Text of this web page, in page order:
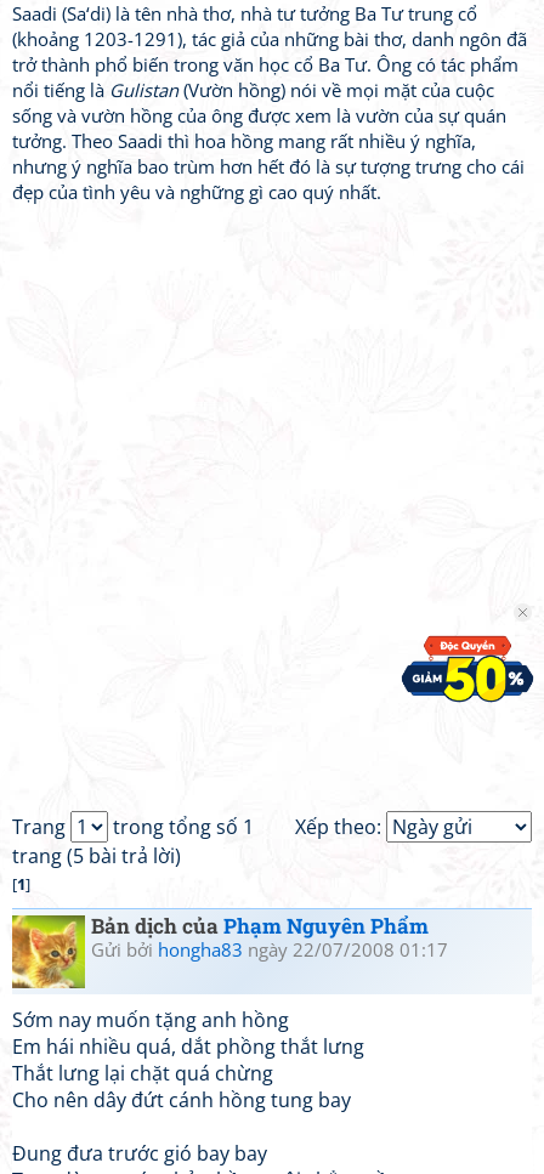
Saadi (Sa‘di) là tên nhà thơ, nhà tư tưởng Ba Tư trung cổ
(khoảng 1203-1291), tác giả của những bài thơ, danh ngôn đã
trở thành phổ biến trong văn học cổ Ba Tư. Ông có tác phẩm
nổi tiếng là Gulistan(Vườn hồng) nói về mọi mặt của cuộc
sống và vườn hồng của ông được xem là vườn của sự quán
tưởng. Theo Saadi thì hoa hồng mang rất nhiều ý nghĩa,
nhưng ý nghĩa bao trùm hơn hết đó là sự tượng trưng cho cái
đẹp của tình yêu và nghững gì cao quý nhất.
Xếp theo:
Trang
trong tổng số 1
trang (5 bài trả lời)
[1]
Bản dịch củaPhạm Nguyên Phẩm
Gửi bởi hongha83 ngày 22/07/2008 01:17
Sớm nay muốn tặng anh hồng
Em hái nhiều quá, dắt phồng thắt lưng
Thắt lưng lại chặt quá chừng
Cho nên dây đứt cánh hồng tung bay
Đung đưa trước gió bay bay